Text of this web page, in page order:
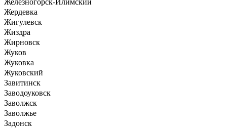
Жердевка
Жигулевск
Жиздра
Жирновск
Жуков
Жуковка
Жуковский
Завитинск
Заводоуковск
Заволжск
Заволжье
Задонск